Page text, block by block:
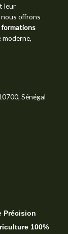
leur
nous offrons
formations
Sénégal
Précision
100%